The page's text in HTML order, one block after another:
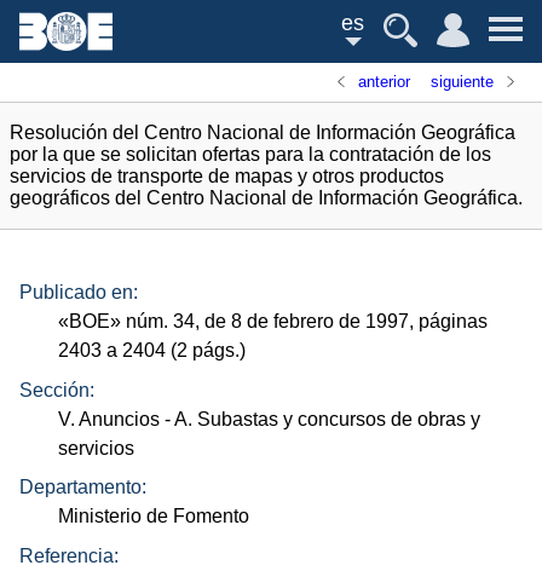
es
anterior siguiente
Resolución del Centro Nacional de Información Geográfica
por la que se solicitan ofertas para la contratación de los
servicios de transporte de mapas y otros productos
geográficos del Centro Nacional de Información Geográfica.
Publicado en:
«BOE» núm. 34, de 8 de febrero de 1997, páginas
2403 a 2404 (2 págs.)
Sección:
V. Anuncios - A. Subastas y concursos de obras y
servicios
Departamento:
Ministerio de Fomento
Referencia: